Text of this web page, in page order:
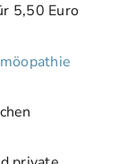
5,50 Euro